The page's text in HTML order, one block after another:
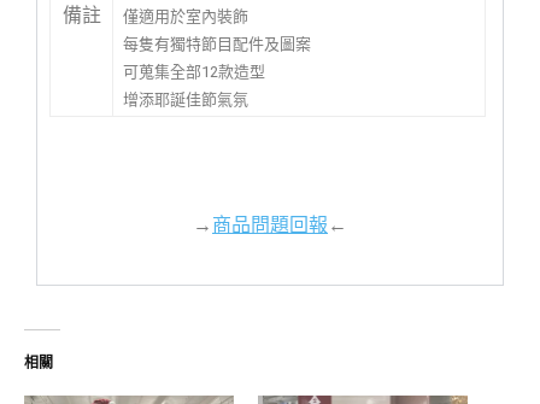
備註
僅適用於室內裝飾
每隻有獨特節目配件及圖案
可蒐集全部12款造型
增添耶誕佳節氣氛
→商品問題回報←
相關